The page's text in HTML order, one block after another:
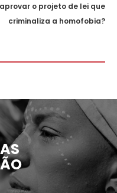
o projeto de lei que
criminaliza a homofobia?